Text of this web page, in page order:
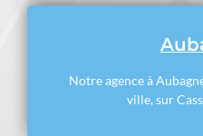
Notre agence à
ville, sur